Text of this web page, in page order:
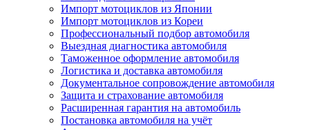
Импорт мотоциклов из Японии
Импорт мотоциклов из Кореи
Профессиональный подбор автомобиля
Выездная диагностика автомобиля
Таможенное оформление автомобиля
Логистика и доставка автомобиля
Документальное сопровождение автомобиля
Защита и страхование автомобиля
Расширенная гарантия на автомобиль
Постановка автомобиля на учёт